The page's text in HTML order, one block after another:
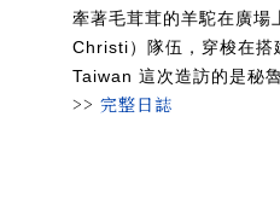
牽著毛茸茸的羊駝在廣
Christi）隊伍，穿梭在搭
Taiwan 這次造訪的是秘
>> 完整日誌